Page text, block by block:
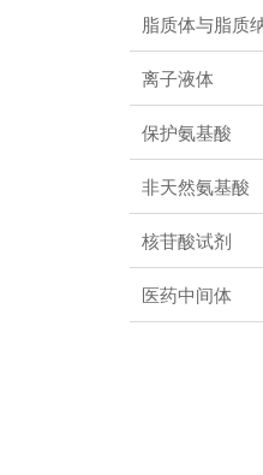
脂质体与脂质
离子液体
保护氨基酸
非天然氨基酸
核苷酸试剂
医药中间体